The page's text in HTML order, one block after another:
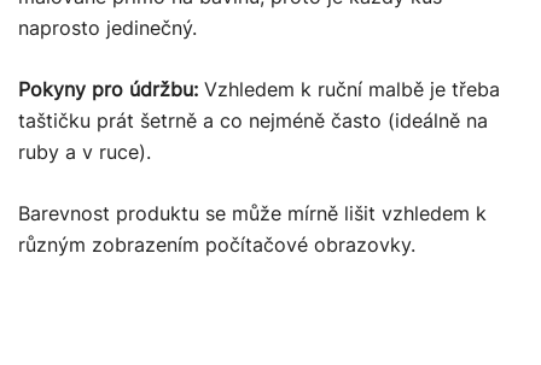
naprosto jedinečný.
Pokyny pro údržbu: Vzhledem k ruční malbě je třeba
taštičku prát šetrně a co nejméně často (ideálně na
ruby a v ruce).
Barevnost produktu se může mírně lišit vzhledem k
různým zobrazením počítačové obrazovky.